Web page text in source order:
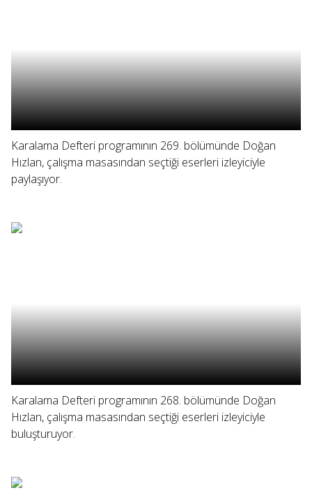
Karalama Defteri programının 269. bölümünde Doğan
Hızlan, çalışma masasından seçtiği eserleri izleyiciyle
paylaşıyor.
Karalama Defteri programının 268. bölümünde Doğan
Hızlan, çalışma masasından seçtiği eserleri izleyiciyle
buluşturuyor.